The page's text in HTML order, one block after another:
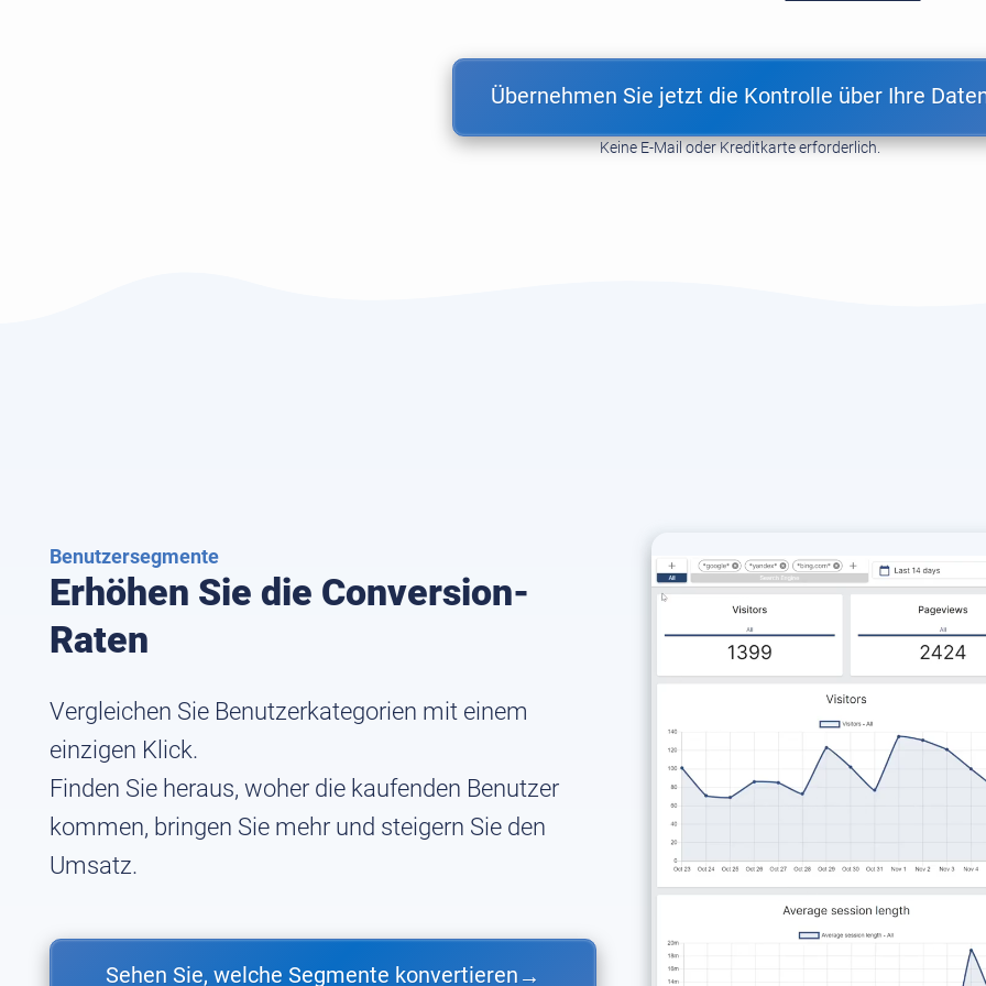
Übernehmen Sie jetzt die Kontrolle über Ihre
Keine E-Mail oder Kreditkarte erforderlich.
Benutzersegmente
Erhöhen Sie die Conversion-
Raten
Vergleichen Sie Benutzerkategorien mit einem
einzigen Klick.
Finden Sie heraus, woher die kaufenden Benutzer
kommen, bringen Sie mehr und steigern Sie den
Umsatz.
Sehen Sie, welche Segmente konvertieren →